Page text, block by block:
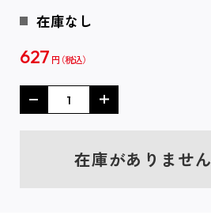
在庫なし
627 円
在庫がありません